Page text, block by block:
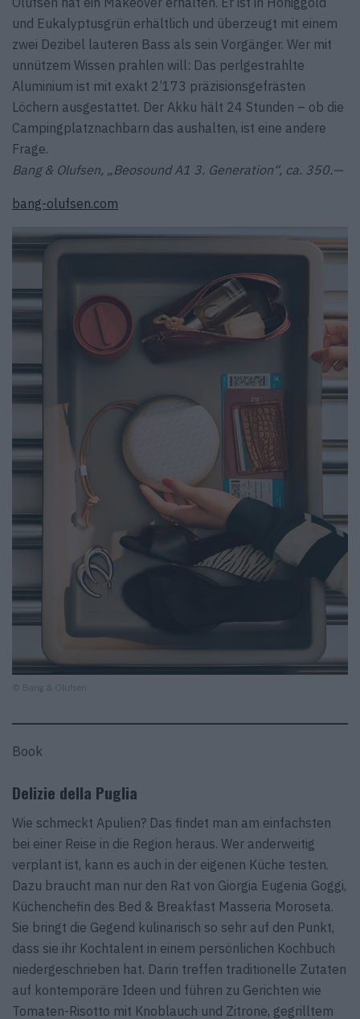
und Eukalyptusgrün erhältlich und überzeugt mit einem
zwei Dezibel lauteren Bass als sein Vorgänger. Wer mit
unnützem Wissen prahlen will: Das perlgestrahlte
Aluminium ist mit exakt 2’173 präzisionsgefrästen
Löchern ausgestattet. Der Akku hält 24 Stunden – ob die
Campingplatznachbarn das aushalten, ist eine andere
Frage.
Bang & Olufsen, „Beosound A1 3. Generation“, ca. 350.—
bang-olufsen.com
© Bang & Olufsen
Book
Delizie della Puglia
Wie schmeckt Apulien? Das findet man am einfachsten
bei einer Reise in die Region heraus. Wer anderweitig
verplant ist, kann es auch in der eigenen Küche testen.
Dazu braucht man nur den Rat von Giorgia Eugenia Goggi,
Küchenchefin des Bed & Breakfast Masseria Moroseta.
Sie bringt die Gegend kulinarisch so sehr auf den Punkt,
dass sie ihr Kochtalent in einem persönlichen Kochbuch
niedergeschrieben hat. Darin treffen traditionelle Zutaten
auf kontemporäre Ideen und führen zu Gerichten wie
Tomaten-Risotto mit Knoblauch und Zitrone, gegrilltem